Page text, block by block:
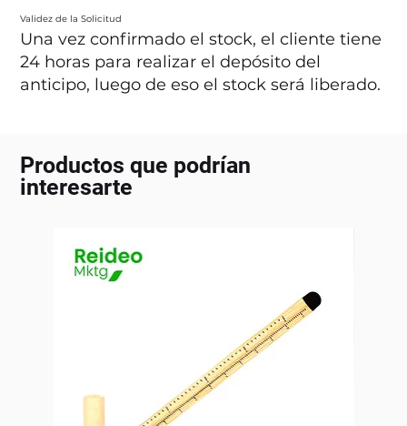
Validez de la Solicitud
Una vez confirmado el stock, el cliente tiene
24 horas para realizar el depósito del
anticipo, luego de eso el stock será liberado.
Productos que podrían
interesarte